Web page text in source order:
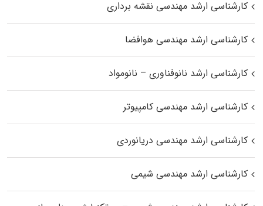
کارشناسی ارشد مهندسی نقشه برداری
کارشناسی ارشد مهندسی هوافضا
کارشناسی ارشد نانوفناوری – نانومواد
کارشناسی ارشد مهندسی کامپیوتر
کارشناسی ارشد مهندسی دریانوردی
کارشناسی ارشد مهندسی شیمی